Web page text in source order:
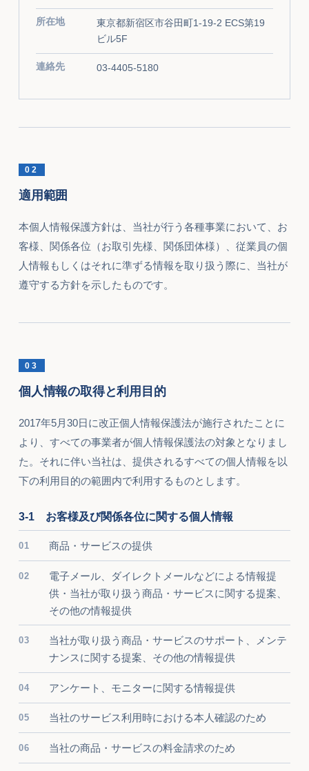
所在地
東京都新宿区市谷田町1-19-2 ECS第19
ビル5F
連絡先 03-4405-5180
02
適用範囲
本個人情報保護方針は、当社が行う各種事業において、お
客様、関係各位（お取引先様、関係団体様）、従業員の個
人情報もしくはそれに準ずる情報を取り扱う際に、当社が
遵守する方針を示したものです。
03
個人情報の取得と利用目的
2017年5月30日に改正個人情報保護法が施行されたことに
より、すべての事業者が個人情報保護法の対象となりまし
た。それに伴い当社は、提供されるすべての個人情報を以
下の利用目的の範囲内で利用するものとします。
3-1 お客様及び関係各位に関する個人情報
商品・サービスの提供
電子メール、ダイレクトメールなどによる情報提
供・当社が取り扱う商品・サービスに関する提案、
その他の情報提供
当社が取り扱う商品・サービスのサポート、メンテ
ナンスに関する提案、その他の情報提供
アンケート、モニターに関する情報提供
当社のサービス利用時における本人確認のため
当社の商品・サービスの料金請求のため